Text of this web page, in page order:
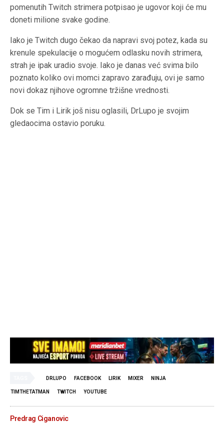
pomenutih Twitch strimera potpisao je ugovor koji će mu
doneti milione svake godine.
Iako je Twitch dugo čekao da napravi svoj potez, kada su
krenule spekulacije o mogućem odlasku novih strimera,
strah je ipak uradio svoje. Iako je danas već svima bilo
poznato koliko ovi momci zapravo zarađuju, ovi je samo
novi dokaz njihove ogromne tržišne vrednosti.
Dok se Tim i Lirik još nisu oglasili, DrLupo je svojim
gledaocima ostavio poruku.
DRLUPO FACEBOOK LIRIK MIXER NINJA
TIMTHETATMAN TWITCH YOUTUBE
Predrag Ciganovic